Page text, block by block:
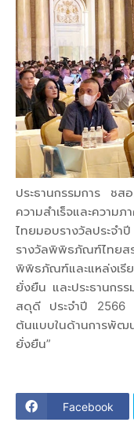
ประธานกรรมการ ชส
ความสำเร็จและควา
ไทยมอบรางวัลประจ
รางวัลพิพิธภัณฑ์ไทย
พิพิธภัณฑ์และแหล่งเรี
ยั่งยืน และประธานก
สดุดี ประจำปี 2566
ต้นแบบในด้านการพัฒ
ยั่งยืน”
Facebook